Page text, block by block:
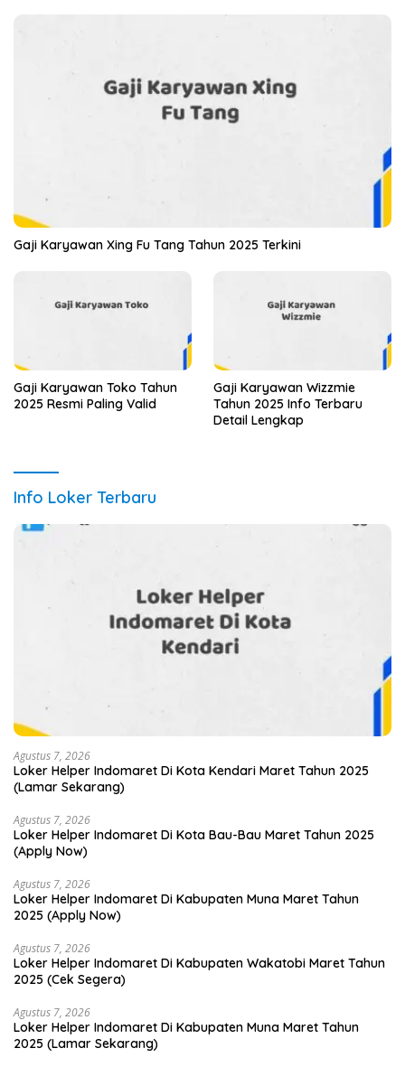
Gaji Karyawan Xing Fu Tang Tahun 2025 Terkini
Gaji Karyawan Toko Tahun
2025 Resmi Paling Valid
Gaji Karyawan Wizzmie
Tahun 2025 Info Terbaru
Detail Lengkap
Info Loker Terbaru
Agustus 7, 2026
Loker Helper Indomaret Di Kota Kendari Maret Tahun 2025
(Lamar Sekarang)
Agustus 7, 2026
Loker Helper Indomaret Di Kota Bau-Bau Maret Tahun 2025
(Apply Now)
Agustus 7, 2026
Loker Helper Indomaret Di Kabupaten Muna Maret Tahun
2025 (Apply Now)
Agustus 7, 2026
Loker Helper Indomaret Di Kabupaten Wakatobi Maret Tahun
2025 (Cek Segera)
Agustus 7, 2026
Loker Helper Indomaret Di Kabupaten Muna Maret Tahun
2025 (Lamar Sekarang)